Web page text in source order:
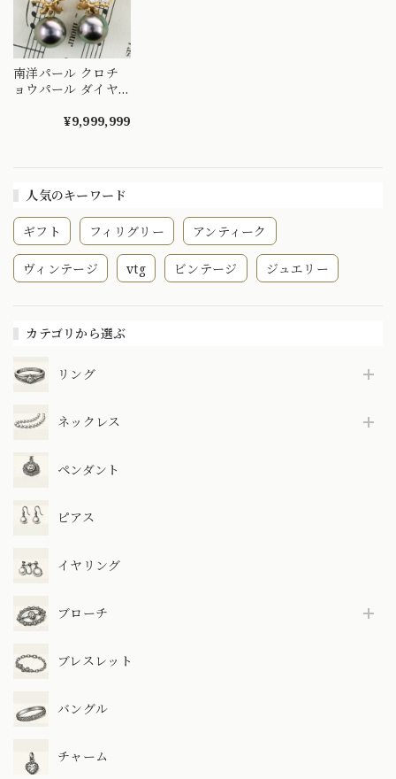
人気のキーワード
ギフト フィリグリー アンティーク
ヴィンテージ vtg ビンテージ ジュエリー
カテゴリから選ぶ
リング
ネックレス
ペンダント
ピアス
イヤリング
ブローチ
ブレスレット
バングル
チャーム
南洋パール クロチ
ョウパール ダイヤ
雪のような透かしの
¥9,999,999